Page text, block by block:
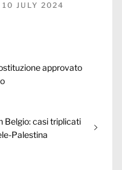
10 JULY 2024
approvato
Belgio: casi triplicati
Palestina